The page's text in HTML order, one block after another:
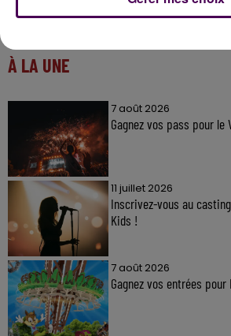
À LA UNE
7 août 2026
Gagnez vos pass pour le
11 juillet 2026
Inscrivez-vous au
Kids !
7 août 2026
Gagnez vos entrées pour